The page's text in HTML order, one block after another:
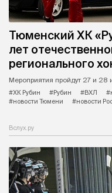
Тюменский ХК
лет
регионального
Мероприятия пройдут 27 и 28
#ХК Рубин
#Рубин #ВХЛ
#новости Тюмени
#новости
Вслух.ру